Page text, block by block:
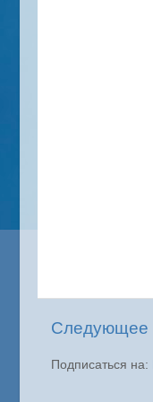
Следующее
Подписаться на: